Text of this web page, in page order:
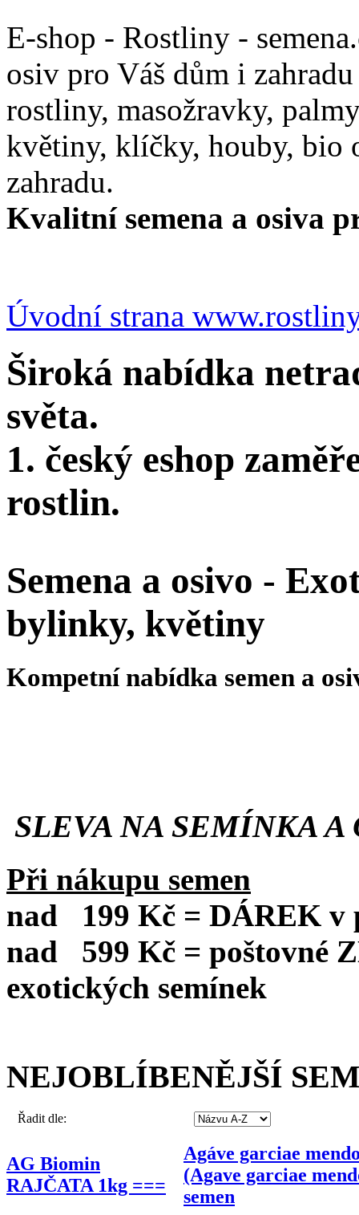
E-shop - Rostliny -
osiv pro Váš dům i
rostliny, masožravky,
květiny, klíčky, houby, bio
zahradu.
Kvalitní semena a osiva
Úvodní strana
Široká nabídka
světa.
1. český eshop
rostlin.
Semena a osivo -
bylinky, květiny
Kompetní nabídka semen a
SLEVA NA SEMÍNKA A
Při nákupu semen
nad 199 Kč = DÁREK v
nad 599 Kč = poštovné
exotických semínek
NEJOBLÍBENĚJŠÍ
Řadit dle:
AG Biomin
RAJČATA 1kg ===
Agáve garciae
(Agave garciae
semen